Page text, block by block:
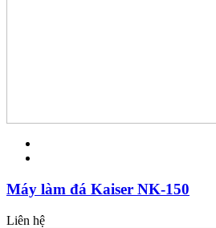
Máy làm đá Kaiser NK-150
Liên hệ